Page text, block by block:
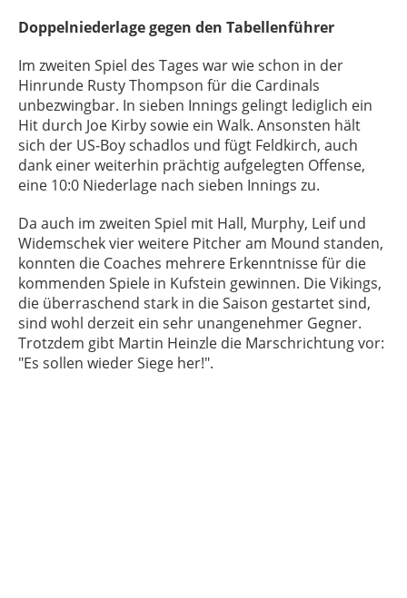
Doppelniederlage gegen den Tabellenführer
Im zweiten Spiel des Tages war wie schon in der
Hinrunde Rusty Thompson für die Cardinals
unbezwingbar. In sieben Innings gelingt lediglich ein
Hit durch Joe Kirby sowie ein Walk. Ansonsten hält
sich der US-Boy schadlos und fügt Feldkirch, auch
dank einer weiterhin prächtig aufgelegten Offense,
eine 10:0 Niederlage nach sieben Innings zu.
Da auch im zweiten Spiel mit Hall, Murphy, Leif und
Widemschek vier weitere Pitcher am Mound standen,
konnten die Coaches mehrere Erkenntnisse für die
kommenden Spiele in Kufstein gewinnen. Die Vikings,
die überraschend stark in die Saison gestartet sind,
sind wohl derzeit ein sehr unangenehmer Gegner.
Trotzdem gibt Martin Heinzle die Marschrichtung vor:
"Es sollen wieder Siege her!".